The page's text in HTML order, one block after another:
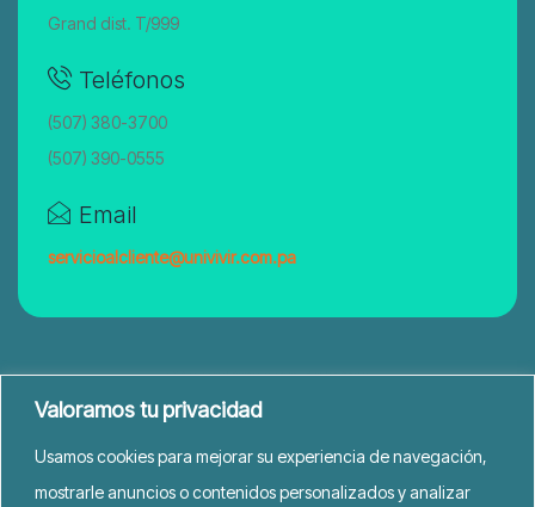
Valoramos tu privacidad
Usamos cookies para mejorar su experiencia de navegación,
mostrarle anuncios o contenidos personalizados y analizar
Grand dist. T/999
Teléfonos
(507) 380-3700
(507) 390-0555
Email
servicioalcliente@univivir.com.pa